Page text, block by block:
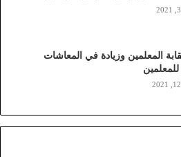
المعلمين وزيادة في المعاشات
للمعلمين